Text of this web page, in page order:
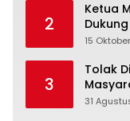
2
Ketua
15
3
Tolak
31